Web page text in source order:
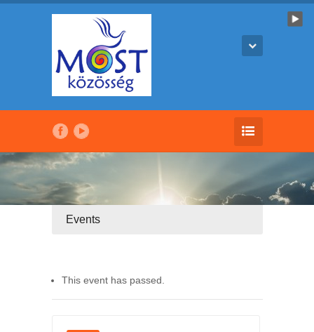
Events
This event has passed.